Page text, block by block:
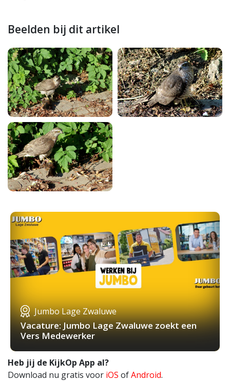
Beelden bij dit artikel
Jumbo Lage Zwaluwe
Vacature: Jumbo Lage Zwaluwe zoekt een
Vers Medewerker
Heb jij de KijkOp App al?
Download nu gratis voor iOS ofAndroid.